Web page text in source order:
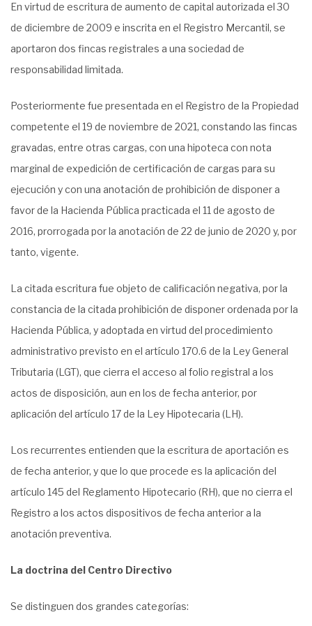
En virtud de escritura de aumento de capital autorizada el 30
de diciembre de 2009 e inscrita en el Registro Mercantil, se
aportaron dos fincas registrales a una sociedad de
responsabilidad limitada.
Posteriormente fue presentada en el Registro de la Propiedad
competente el 19 de noviembre de 2021, constando las fincas
gravadas, entre otras cargas, con una hipoteca con nota
marginal de expedición de certificación de cargas para su
ejecución y con una anotación de prohibición de disponer a
favor de la Hacienda Pública practicada el 11 de agosto de
2016, prorrogada por la anotación de 22 de junio de 2020 y, por
tanto, vigente.
La citada escritura fue objeto de calificación negativa, por la
constancia de la citada prohibición de disponer ordenada por la
Hacienda Pública, y adoptada en virtud del procedimiento
administrativo previsto en el artículo 170.6 de la Ley General
Tributaria (LGT), que cierra el acceso al folio registral a los
actos de disposición, aun en los de fecha anterior, por
aplicación del artículo 17 de la Ley Hipotecaria (LH).
Los recurrentes entienden que la escritura de aportación es
de fecha anterior, y que lo que procede es la aplicación del
artículo 145 del Reglamento Hipotecario (RH), que no cierra el
Registro a los actos dispositivos de fecha anterior a la
anotación preventiva.
La doctrina del Centro Directivo
Se distinguen dos grandes categorías: